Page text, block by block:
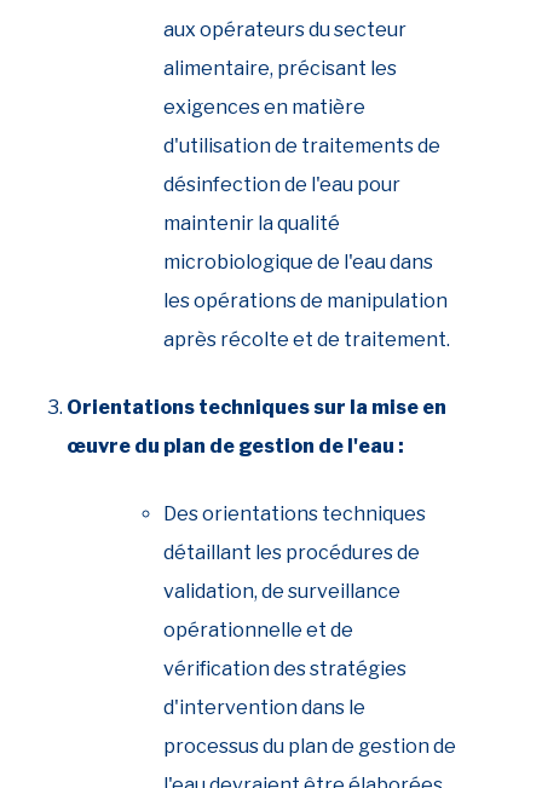
aux opérateurs du secteur
alimentaire, précisant les
exigences en matière
d'utilisation de traitements de
désinfection de l'eau pour
maintenir la qualité
microbiologique de l'eau dans
les opérations de manipulation
après récolte et de traitement.
Orientations techniques sur la mise en
œuvre du plan de gestion de l'eau :
Des orientations techniques
détaillant les procédures de
validation, de surveillance
opérationnelle et de
vérification des stratégies
d'intervention dans le
processus du plan de gestion de